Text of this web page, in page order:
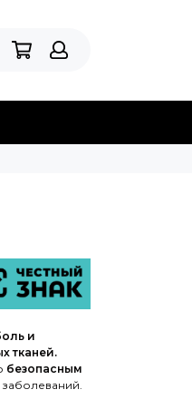
и
тканей.
безопасным